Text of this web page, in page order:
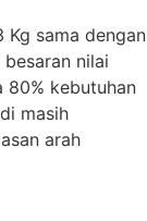
Kg sama dengan
nilai
80% kebutuhan
masih
arah